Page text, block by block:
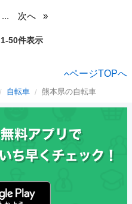
... 次へ
50件表示
ページTOPへ
自転車 熊本県の自転車